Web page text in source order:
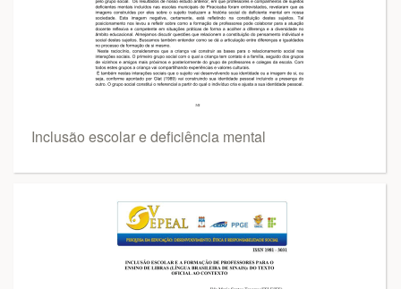
Inclusão escolar e deficiência mental